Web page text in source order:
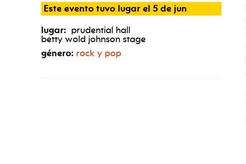
Este evento tuvo lugar el 5 de jun
lugar: prudential hall
betty wold johnson stage
género: rock y pop